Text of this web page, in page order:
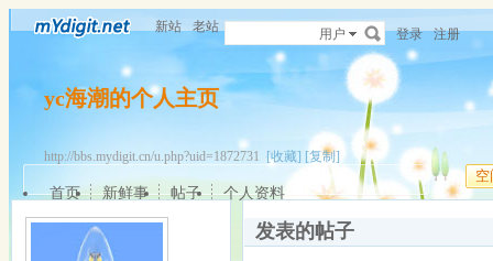
新站 老站 用户 登录 注册
yc海潮的个人主页
http://bbs.mydigit.cn/u.php?uid=1872731 [收藏] [复制]
空
首页 新鲜事 帖子 个人资料
发表的帖子